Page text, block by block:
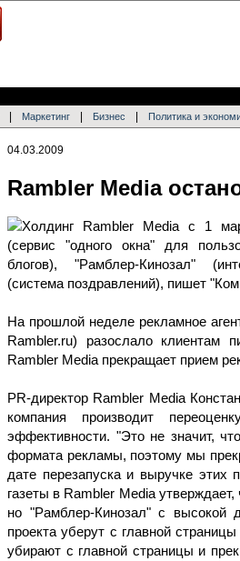
Маркетинг Бизнес Политика и
04.03.2009
Rambler Media
Холдинг Rambler Media с 1
(сервис "одного окна" для
блогов), "Рамблер-Кинозал"
(система поздравлений), пишет
На прошлой неделе рекламное
Rambler.ru) разослало клиентам
Rambler Media прекращает прием
PR-директор Rambler Media
компания производит
эффективности. "Это не значит,
формата рекламы, поэтому мы
дате перезапуска и выручке этих
газеты в Rambler Media
но "Рамблер-Кинозал" с высокой
проекта уберут с главной
убирают с главной страницы и